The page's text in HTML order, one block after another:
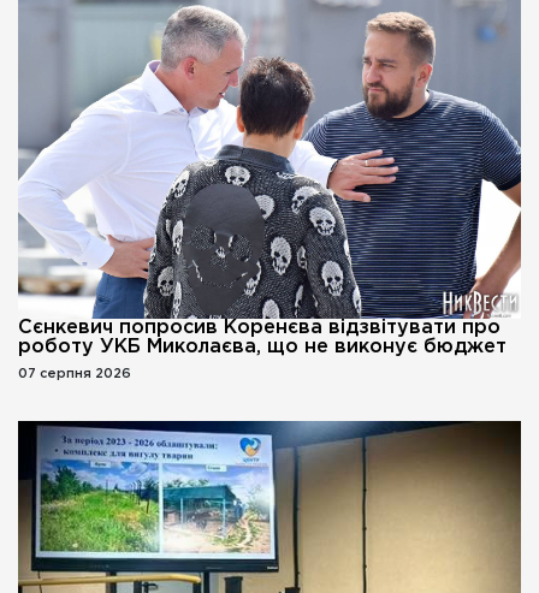
Сєнкевич попросив Коренєва відзвітувати про
роботу УКБ Миколаєва, що не виконує бюджет
07 серпня 2026